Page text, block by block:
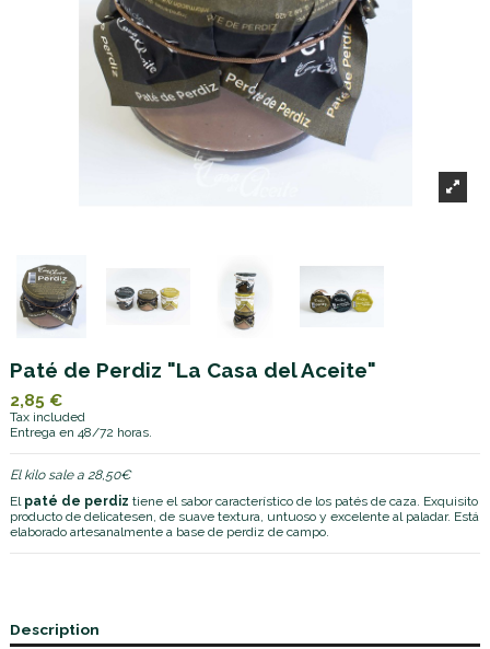
Paté de Perdiz "La Casa del Aceite"
2,85 €
Tax included
Entrega en 48/72 horas.
El kilo sale a 28,50€
El paté de perdiz tiene el sabor característico de los patés de caza. Exquisito
producto de delicatesen, de suave textura, untuoso y excelente al paladar. Está
elaborado artesanalmente a base de perdiz de campo.
Description